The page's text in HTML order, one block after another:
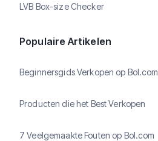
LVB Box-size Checker
Populaire Artikelen
Beginnersgids Verkopen op Bol.com
Producten die het Best Verkopen
7 Veelgemaakte Fouten op Bol.com